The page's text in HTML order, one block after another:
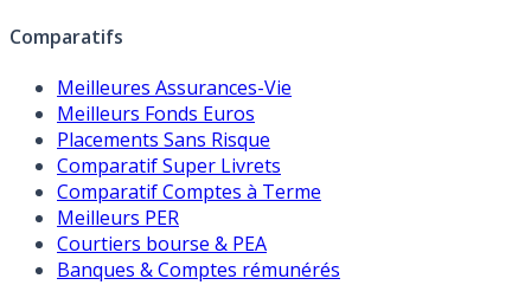
Comparatifs
Meilleures Assurances-Vie
Meilleurs Fonds Euros
Placements Sans Risque
Comparatif Super Livrets
Comparatif Comptes à Terme
Meilleurs PER
Courtiers bourse & PEA
Banques & Comptes rémunérés